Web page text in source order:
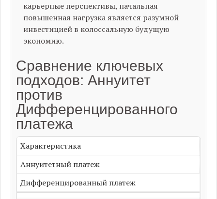
карьерные перспективы, начальная
повышенная нагрузка является разумной
инвестицией в колоссальную будущую
экономию.
Сравнение ключевых
подходов: Аннуитет
против
Дифференцированного
платежа
Характеристика
Аннуитетный платеж
Дифференцированный платеж